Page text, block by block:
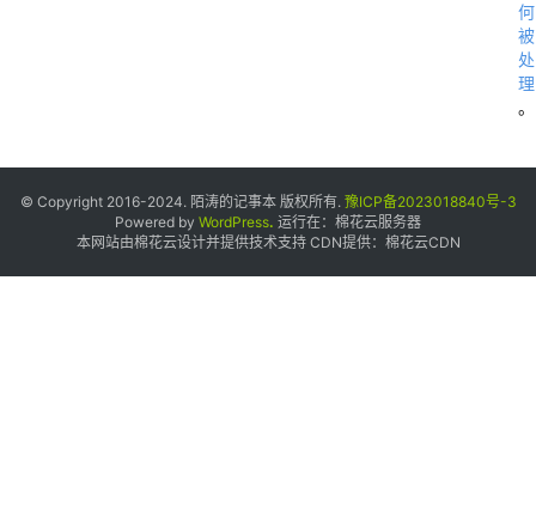
能
够
识
别
：
何
被
处
理
。
© Copyright 2016-2024. 陌涛的记事本 版权所有. 豫ICP备2023018840号-3
Powered by WordPress. 运行在： 棉花云服务器
本网站由棉花云设计并提供技术支持 CDN提供： 棉花云CDN